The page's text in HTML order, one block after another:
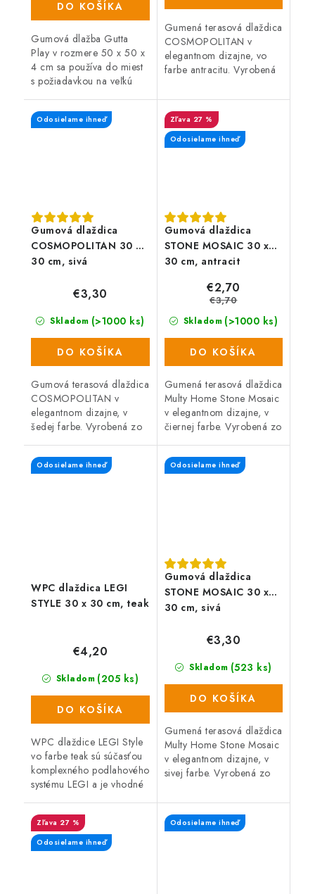
DO KOŠÍKA
Gumová dlažba Gutta
Play v rozmere 50 x 50 x
4 cm sa používa do miest
s požiadavkou na veľkú
ideálnou podlahovou
krytinou pre detské ihriská,
Gumená terasová dlaždica
COSMOPOLITAN v
elegantnom dizajne, vo
farbe antracitu. Vyrobená
recyklátu a polypropylénu,
čo zaručuje vysokú
odolnosť a dlhú...
Gumová dlaždica
COSMOPOLITAN 30 x
30 cm, sivá
Odosielame ihneď
Skladom (>1000 ks)
€3,30
DO KOŠÍKA
Gumová terasová dlaždica
COSMOPOLITAN v
elegantnom dizajne, v
šedej farbe. Vyrobená zo
a polypropylénu, čo
zaručuje vysokú odolnosť
Gumová dlaždica
STONE MOSAIC 30 x
30 cm, antracit
27 %
Odosielame ihneď
Skladom (>1000 ks)
€2,70
€3,70
DO KOŠÍKA
Gumená terasová dlaždica
Multy Home Stone Mosaic
v elegantnom dizajne, v
čiernej farbe. Vyrobená zo
a polyprepylénu (oboje
recyklovateľné), čo
WPC dlaždica LEGI
STYLE 30 x 30 cm, teak
Odosielame ihneď
Skladom (205 ks)
€4,20
DO KOŠÍKA
WPC dlaždice LEGI Style
vo farbe teak sú súčasťou
komplexného podlahového
systému LEGI a je vhodné
podlahovú krytinu. Majú
veľmi jednoduchú a
rýchlu...
Gumová dlaždica
STONE MOSAIC 30 x
30 cm, sivá
Odosielame ihneď
Skladom (523 ks)
€3,30
DO KOŠÍKA
Gumená terasová dlaždica
Multy Home Stone Mosaic
v elegantnom dizajne, v
sivej farbe. Vyrobená zo
a polypropylénu, čo
zaručuje vysokú odolnosť
a...
27 %
Odosielame ihneď
Odosielame ihneď